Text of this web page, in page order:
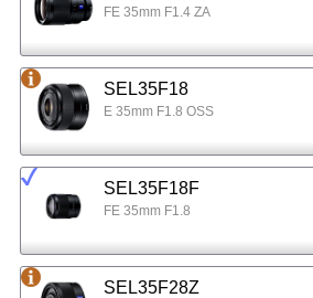
FE 35mm F1.4 ZA
SEL35F18
E 35mm F1.8 OSS
SEL35F18F
FE 35mm F1.8
SEL35F28Z